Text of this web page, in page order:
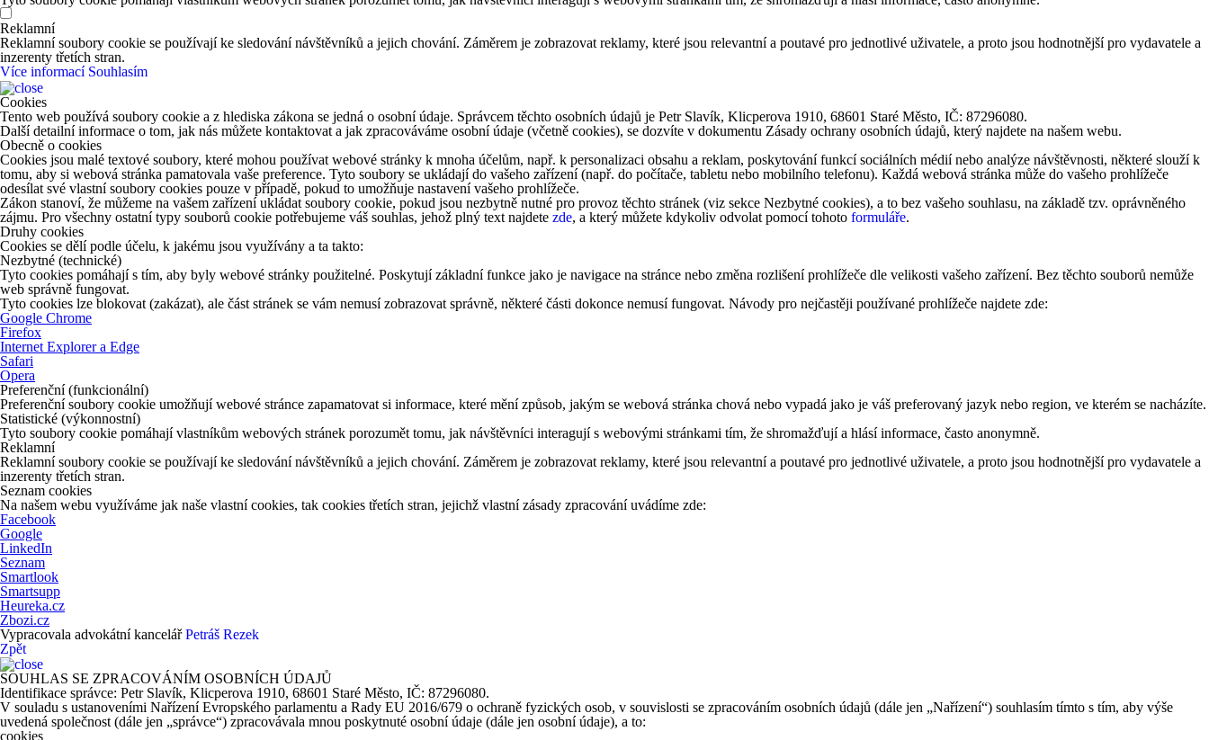
Reklamní
Reklamní soubory cookie se používají ke sledování návštěvníků a jejich chování. Záměrem je zobrazovat reklamy, které jsou relevantní a poutavé pro jednotlivé uživatele, a proto jsou hodnotnější pro vydavatele a
inzerenty třetích stran.
Více informací Souhlasím
Cookies
Tento web používá soubory cookie a z hlediska zákona se jedná o osobní údaje. Správcem těchto osobních údajů je Petr Slavík, Klicperova 1910, 68601 Staré Město, IČ: 87296080.
Další detailní informace o tom, jak nás můžete kontaktovat a jak zpracováváme osobní údaje (včetně cookies), se dozvíte v dokumentu Zásady ochrany osobních údajů, který najdete na našem webu.
Obecně o cookies
Cookies jsou malé textové soubory, které mohou používat webové stránky k mnoha účelům, např. k personalizaci obsahu a reklam, poskytování funkcí sociálních médií nebo analýze návštěvnosti, některé slouží k
tomu, aby si webová stránka pamatovala vaše preference. Tyto soubory se ukládají do vašeho zařízení (např. do počítače, tabletu nebo mobilního telefonu). Každá webová stránka může do vašeho prohlížeče
odesílat své vlastní soubory cookies pouze v případě, pokud to umožňuje nastavení vašeho prohlížeče.
Zákon stanoví, že můžeme na vašem zařízení ukládat soubory cookie, pokud jsou nezbytně nutné pro provoz těchto stránek (viz sekce Nezbytné cookies), a to bez vašeho souhlasu, na základě tzv. oprávněného
zájmu. Pro všechny ostatní typy souborů cookie potřebujeme váš souhlas, jehož plný text najdete zde, a který můžete kdykoliv odvolat pomocí tohoto formuláře.
Druhy cookies
Cookies se dělí podle účelu, k jakému jsou využívány a ta takto:
Nezbytné (technické)
Tyto cookies pomáhají s tím, aby byly webové stránky použitelné. Poskytují základní funkce jako je navigace na stránce nebo změna rozlišení prohlížeče dle velikosti vašeho zařízení. Bez těchto souborů nemůže
web správně fungovat.
Tyto cookies lze blokovat (zakázat), ale část stránek se vám nemusí zobrazovat správně, některé části dokonce nemusí fungovat. Návody pro nejčastěji používané prohlížeče najdete zde:
Google Chrome
Firefox
Internet Explorer a Edge
Safari
Opera
Preferenční (funkcionální)
Preferenční soubory cookie umožňují webové stránce zapamatovat si informace, které mění způsob, jakým se webová stránka chová nebo vypadá jako je váš preferovaný jazyk nebo region, ve kterém se nacházíte.
Statistické (výkonnostní)
Tyto soubory cookie pomáhají vlastníkům webových stránek porozumět tomu, jak návštěvníci interagují s webovými stránkami tím, že shromažďují a hlásí informace, často anonymně.
Reklamní
Reklamní soubory cookie se používají ke sledování návštěvníků a jejich chování. Záměrem je zobrazovat reklamy, které jsou relevantní a poutavé pro jednotlivé uživatele, a proto jsou hodnotnější pro vydavatele a
inzerenty třetích stran.
Seznam cookies
Na našem webu využíváme jak naše vlastní cookies, tak cookies třetích stran, jejichž vlastní zásady zpracování uvádíme zde:
Facebook
Google
LinkedIn
Seznam
Smartlook
Smartsupp
Heureka.cz
Zbozi.cz
Vypracovala advokátní kancelářPetráš Rezek
Zpět
SOUHLAS SE ZPRACOVÁNÍM OSOBNÍCH ÚDAJŮ
Identifikace správce: Petr Slavík, Klicperova 1910, 68601 Staré Město, IČ: 87296080.
V souladu s ustanoveními Nařízení Evropského parlamentu a Rady EU 2016/679 o ochraně fyzických osob, v souvislosti se zpracováním osobních údajů (dále jen „Nařízení“) souhlasím tímto s tím, aby výše
uvedená společnost (dále jen „správce“) zpracovávala mnou poskytnuté osobní údaje (dále jen osobní údaje), a to:
cookies